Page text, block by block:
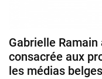
Gabrielle
consacrée aux
les médias belges